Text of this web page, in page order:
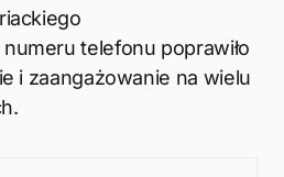
telefonu poprawiło
i zaangażowanie na wielu